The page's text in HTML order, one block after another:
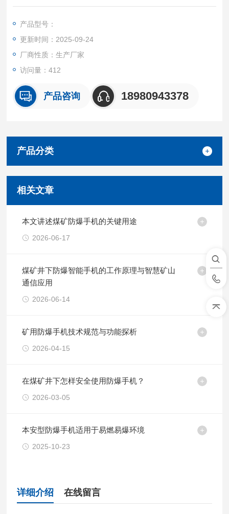
性能出色。配备5000万像素索尼主摄，成像质量优异。轻薄机身
智能选择。旭信/防爆手机/轻薄机身/索尼 5000 万主摄
产品型号：
更新时间：2025-09-24
厂商性质：生产厂家
访问量：412
产品咨询 18980943378
产品分类
相关文章
本文讲述煤矿防爆手机的关键用途
2026-06-17
煤矿井下防爆智能手机的工作原理与智慧矿山
通信应用
2026-06-14
矿用防爆手机技术规范与功能探析
2026-04-15
在煤矿井下怎样安全使用防爆手机？
2026-03-05
本安型防爆手机适用于易燃易爆环境
2025-10-23
详细介绍 在线留言